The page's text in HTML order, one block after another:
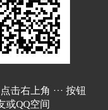
击右上角 ··· 按钮
或QQ空间